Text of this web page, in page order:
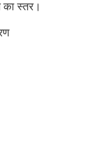
का स्तर।